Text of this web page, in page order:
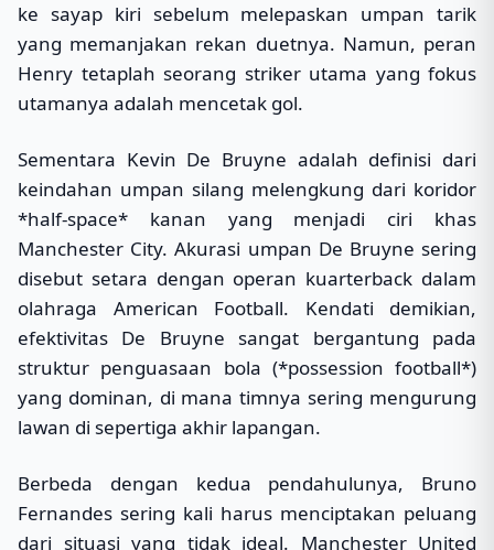
ke sayap kiri sebelum melepaskan umpan tarik
yang memanjakan rekan duetnya. Namun, peran
Henry tetaplah seorang striker utama yang fokus
utamanya adalah mencetak gol.
Sementara Kevin De Bruyne adalah definisi dari
keindahan umpan silang melengkung dari koridor
*half-space* kanan yang menjadi ciri khas
Manchester City. Akurasi umpan De Bruyne sering
disebut setara dengan operan kuarterback dalam
olahraga American Football. Kendati demikian,
efektivitas De Bruyne sangat bergantung pada
struktur penguasaan bola (*possession football*)
yang dominan, di mana timnya sering mengurung
lawan di sepertiga akhir lapangan.
Berbeda dengan kedua pendahulunya, Bruno
Fernandes sering kali harus menciptakan peluang
dari situasi yang tidak ideal. Manchester United